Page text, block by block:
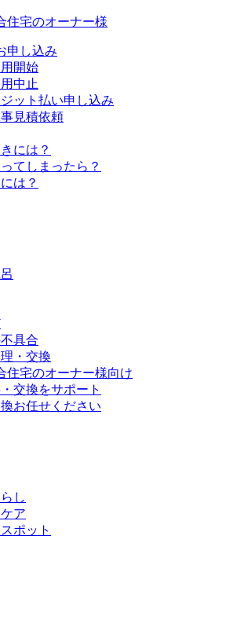
住宅のオーナー様
申し込み
開始
中止
ット払い申し込み
見積依頼
には？
てしまったら？
は？
具合
・交換
住宅のオーナー様向け
交換をサポート
お任せください
し
ア
ポット